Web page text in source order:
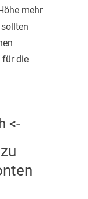
mehr
für die
<-